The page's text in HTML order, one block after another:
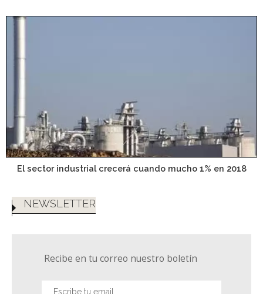
El sector industrial crecerá cuando mucho 1% en 2018
NEWSLETTER
Recibe en tu correo nuestro boletín